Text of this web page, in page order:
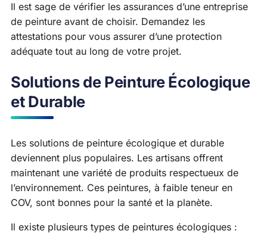
Il est sage de vérifier les assurances d’une entreprise
de peinture avant de choisir. Demandez les
attestations pour vous assurer d’une protection
adéquate tout au long de votre projet.
Solutions de Peinture Écologique
et Durable
Les solutions de peinture écologique et durable
deviennent plus populaires. Les artisans offrent
maintenant une variété de produits respectueux de
l’environnement. Ces peintures, à faible teneur en
COV, sont bonnes pour la santé et la planète.
Il existe plusieurs types de peintures écologiques :